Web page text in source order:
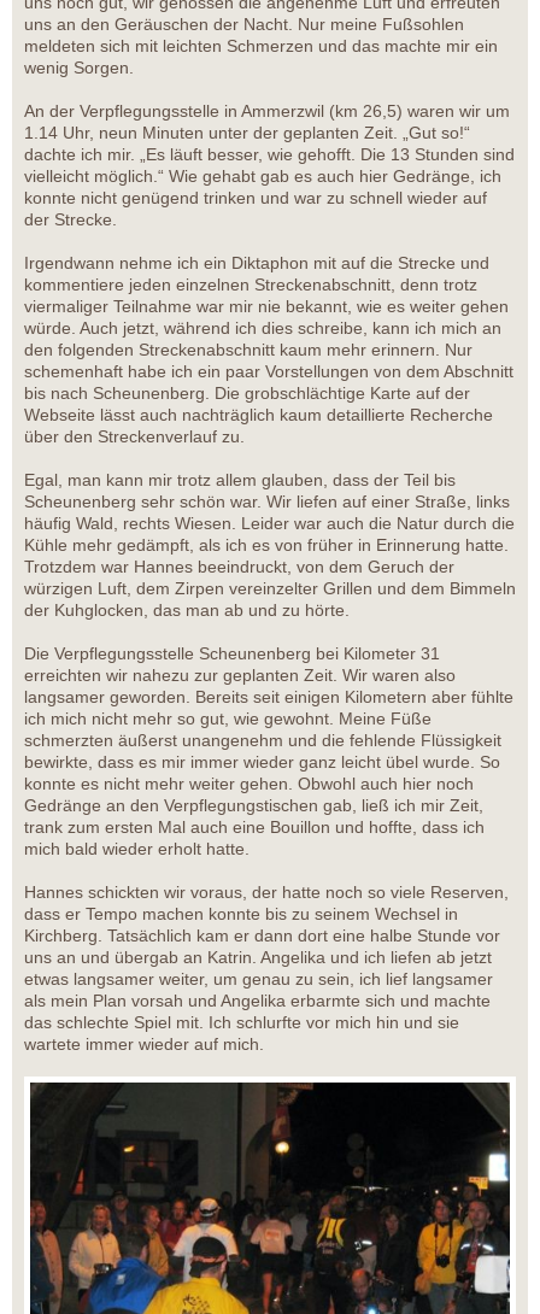
uns an den Geräuschen der Nacht. Nur meine Fußsohlen
meldeten sich mit leichten Schmerzen und das machte mir ein
wenig Sorgen.
An der Verpflegungsstelle in Ammerzwil (km 26,5) waren wir um
1.14 Uhr, neun Minuten unter der geplanten Zeit. „Gut so!“
dachte ich mir. „Es läuft besser, wie gehofft. Die 13 Stunden sind
vielleicht möglich.“ Wie gehabt gab es auch hier Gedränge, ich
konnte nicht genügend trinken und war zu schnell wieder auf
der Strecke.
Irgendwann nehme ich ein Diktaphon mit auf die Strecke und
kommentiere jeden einzelnen Streckenabschnitt, denn trotz
viermaliger Teilnahme war mir nie bekannt, wie es weiter gehen
würde. Auch jetzt, während ich dies schreibe, kann ich mich an
den folgenden Streckenabschnitt kaum mehr erinnern. Nur
schemenhaft habe ich ein paar Vorstellungen von dem Abschnitt
bis nach Scheunenberg. Die grobschlächtige Karte auf der
Webseite lässt auch nachträglich kaum detaillierte Recherche
über den Streckenverlauf zu.
Egal, man kann mir trotz allem glauben, dass der Teil bis
Scheunenberg sehr schön war. Wir liefen auf einer Straße, links
häufig Wald, rechts Wiesen. Leider war auch die Natur durch die
Kühle mehr gedämpft, als ich es von früher in Erinnerung hatte.
Trotzdem war Hannes beeindruckt, von dem Geruch der
würzigen Luft, dem Zirpen vereinzelter Grillen und dem Bimmeln
der Kuhglocken, das man ab und zu hörte.
Die Verpflegungsstelle Scheunenberg bei Kilometer 31
erreichten wir nahezu zur geplanten Zeit. Wir waren also
langsamer geworden. Bereits seit einigen Kilometern aber fühlte
ich mich nicht mehr so gut, wie gewohnt. Meine Füße
schmerzten äußerst unangenehm und die fehlende Flüssigkeit
bewirkte, dass es mir immer wieder ganz leicht übel wurde. So
konnte es nicht mehr weiter gehen. Obwohl auch hier noch
Gedränge an den Verpflegungstischen gab, ließ ich mir Zeit,
trank zum ersten Mal auch eine Bouillon und hoffte, dass ich
mich bald wieder erholt hatte.
Hannes schickten wir voraus, der hatte noch so viele Reserven,
dass er Tempo machen konnte bis zu seinem Wechsel in
Kirchberg. Tatsächlich kam er dann dort eine halbe Stunde vor
uns an und übergab an Katrin. Angelika und ich liefen ab jetzt
etwas langsamer weiter, um genau zu sein, ich lief langsamer
als mein Plan vorsah und Angelika erbarmte sich und machte
das schlechte Spiel mit. Ich schlurfte vor mich hin und sie
wartete immer wieder auf mich.